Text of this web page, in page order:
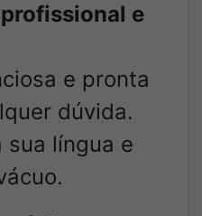
e
e pronta
dúvida.
sua língua e